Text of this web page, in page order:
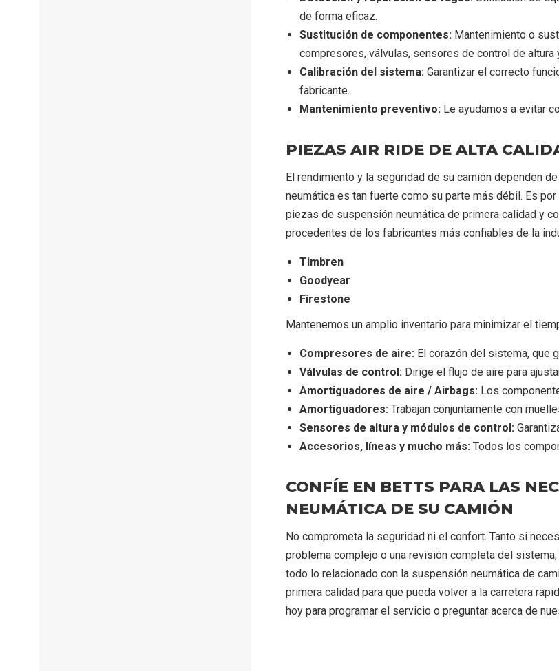
de forma eficaz.
Sustitución de componentes:Mantenimiento o
compresores, válvulas, sensores de control de altura
Calibración del sistema:Garantizar el correcto
fabricante.
Mantenimiento preventivo:Le ayudamos a evitar
PIEZAS AIR RIDE DE ALTA
El rendimiento y la seguridad de su camión dependen
neumática es tan fuerte como su parte más débil. Es
piezas de suspensión neumática de primera calidad y
procedentes de los fabricantes más confiables de la
Timbren
Goodyear
Firestone
Mantenemos un amplio inventario para minimizar el
Compresores de aire:El corazón del sistema, que
Válvulas de control:Dirige el flujo de aire para
Amortiguadores de aire / Airbags:Los
Amortiguadores:Trabajan conjuntamente con
Sensores de altura y módulos de control:
Accesorios, líneas y mucho más:Todos los
CONFÍE EN BETTS PARA LAS
NEUMÁTICA DE SU CAMIÓN
No comprometa la seguridad ni el confort. Tanto si
problema complejo o una revisión completa del
todo lo relacionado con la suspensión neumática de
primera calidad para que pueda volver a la carretera
hoy para programar el servicio o preguntar acerca de